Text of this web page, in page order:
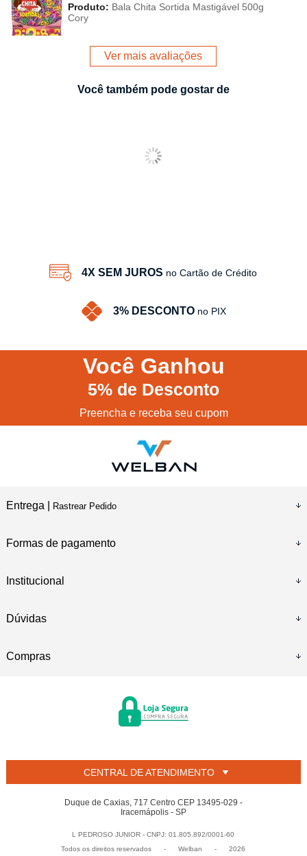
Produto: Bala Chita Sortida Mastigável 500g
Cory
Ver mais avaliações
Você também pode gostar de
4X SEM JUROS no Cartão de Crédito
3% DESCONTO no PIX
Você Ganhou
5% de Desconto
Preencha e receba seu cupom
Entrega | Rastrear Pedido
Formas de pagamento
Institucional
Dúvidas
Compras
CENTRAL DE ATENDIMENTO
Duque de Caxias, 717 Centro CEP 13495-029 -
Iracemápolis - SP
L PEDROSO JUNIOR - CNPJ: 01.805.892/0001-60
Todos os direitos reservados
- Welban - 2026